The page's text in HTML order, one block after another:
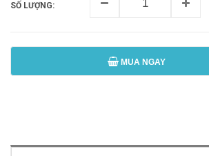
SỐ LƯỢNG:
MUA NGAY